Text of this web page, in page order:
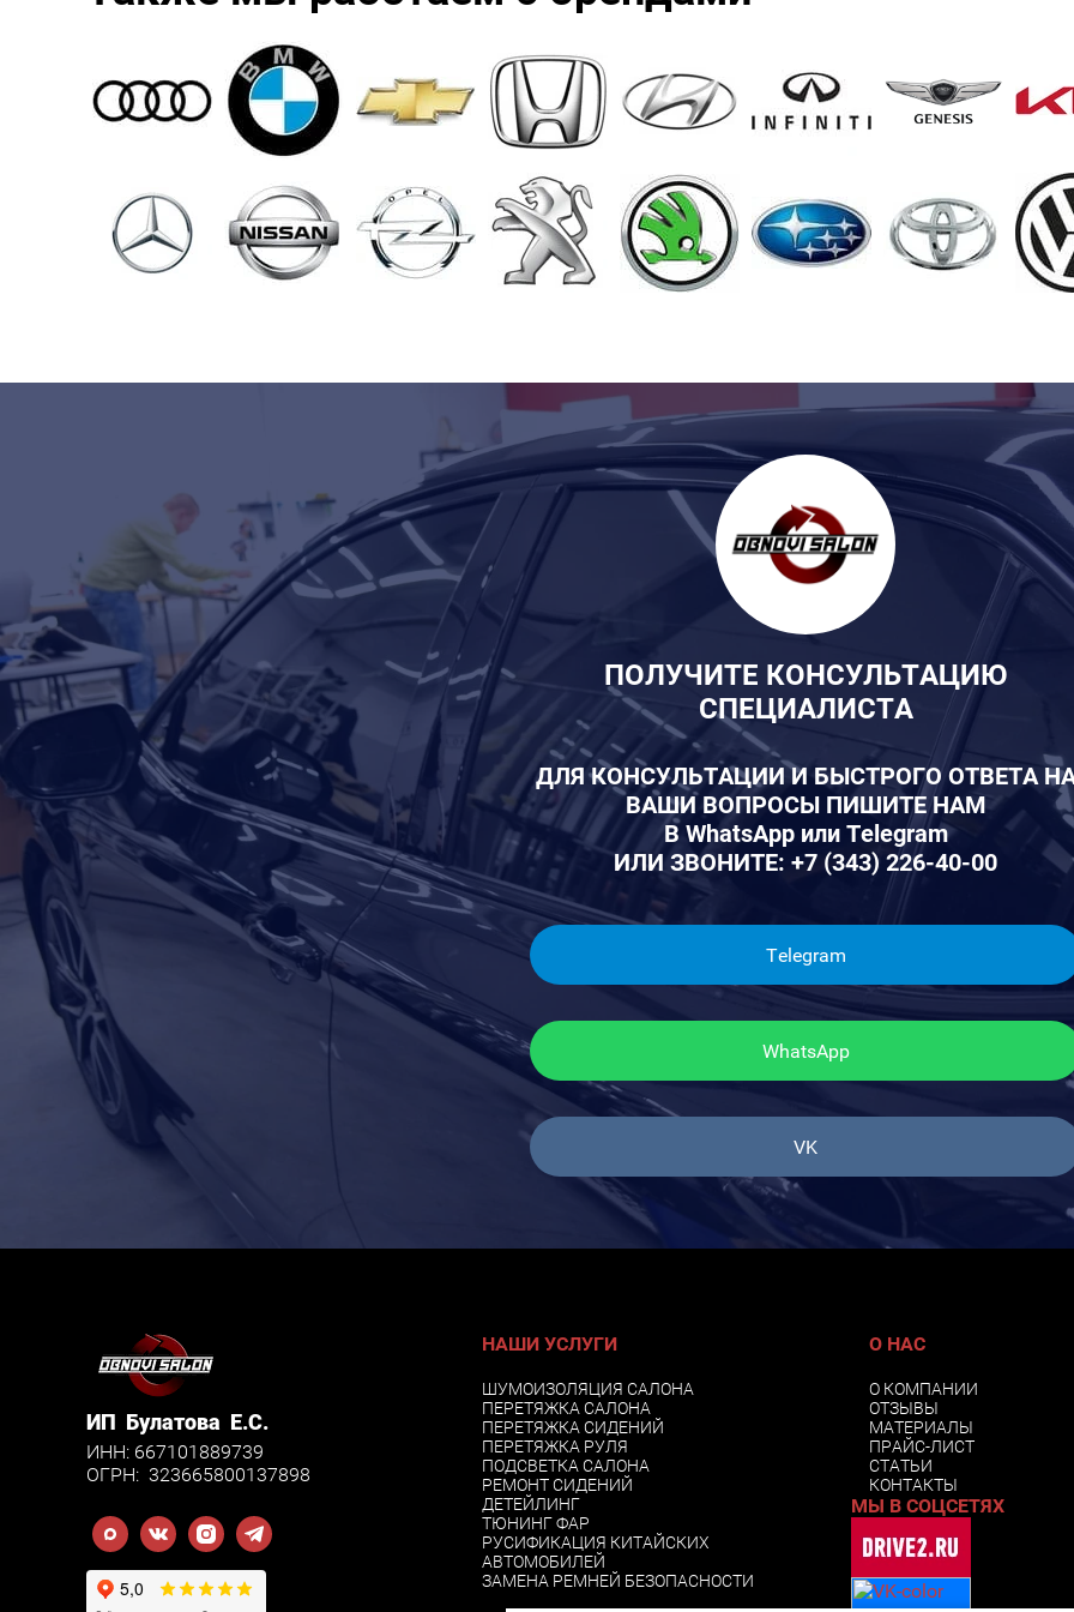
ПОЛУЧИТЕ КОНСУЛЬТАЦИЮ
СПЕЦИАЛИСТА
ДЛЯ КОНСУЛЬТАЦИИ И БЫСТРОГО ОТВЕТА
ВАШИ ВОПРОСЫ ПИШИТЕ НАМ
В WhatsApp или Telegram
ИЛИ ЗВОНИТЕ: +7 (343) 226-40-00
Telegram
WhatsApp
VK
ИП Булатова Е.С.
ИНН: 667101889739
ОГРН: 323665800137898
НАШИ УСЛУГИ
ШУМОИЗОЛЯЦИЯ САЛОНА
ПЕРЕТЯЖКА САЛОНА
ПЕРЕТЯЖКА СИДЕНИЙ
ПЕРЕТЯЖКА РУЛЯ
ПОДСВЕТКА САЛОНА
РЕМОНТ СИДЕНИЙ
ДЕТЕЙЛИНГ
ТЮНИНГ ФАР
РУСИФИКАЦИЯ КИТАЙСКИХ
АВТОМОБИЛЕЙ
ЗАМЕНА РЕМНЕЙ БЕЗОПАСНОСТИ
О НАС
О КОМПАНИИ
ОТЗЫВЫ
МАТЕРИАЛЫ
ПРАЙС-ЛИСТ
СТАТЬИ
КОНТАКТЫ
МЫ В СОЦСЕТЯХ